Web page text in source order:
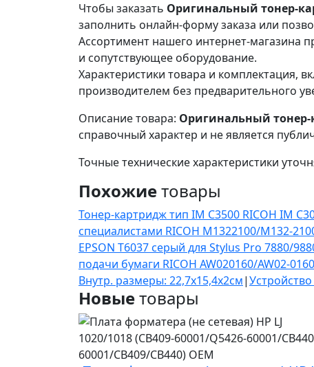
Чтобы заказать Оригинальный тонер-
заполнить онлайн-форму заказа или
Ассортимент нашего интернет-магазина
и сопутствующее оборудование.
Характеристики товара и комплектация,
производителем без предварительного
Описание товара: Оригинальный тонер-
справочный характер и не является
Точные технические характеристики
Похожиетовары
Тонер-картридж тип IM C3500 RICOH IM
специалистами RICOH M1322100/M132-
EPSON T6037 серый для Stylus Pro 7880/
подачи бумаги RICOH AW020160/AW02-0160
Внутр. размеры: 22,7х15,4х2см|
Новыетовары